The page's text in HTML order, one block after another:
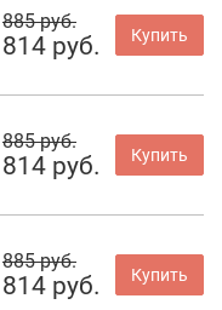
885 руб.
814 руб. Купить
885 руб.
814 руб. Купить
885 руб.
814 руб. Купить